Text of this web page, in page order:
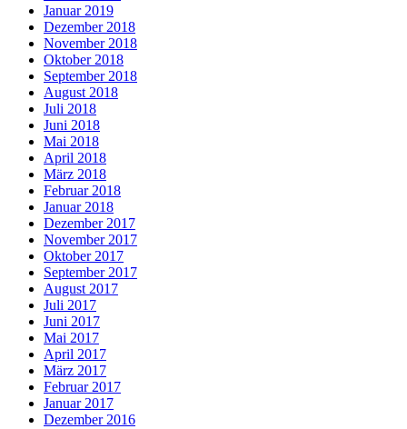
Januar 2019
Dezember 2018
November 2018
Oktober 2018
September 2018
August 2018
Juli 2018
Juni 2018
Mai 2018
April 2018
März 2018
Februar 2018
Januar 2018
Dezember 2017
November 2017
Oktober 2017
September 2017
August 2017
Juli 2017
Juni 2017
Mai 2017
April 2017
März 2017
Februar 2017
Januar 2017
Dezember 2016